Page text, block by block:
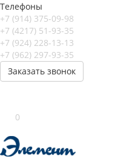
Телефоны
+7 (914) 375-09-98
+7 (4217) 51-93-35
+7 (924) 228-13-13
+7 (962) 297-93-35
Заказать звонок
0